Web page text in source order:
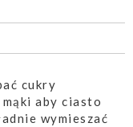
cukry
aby ciasto
wymieszać